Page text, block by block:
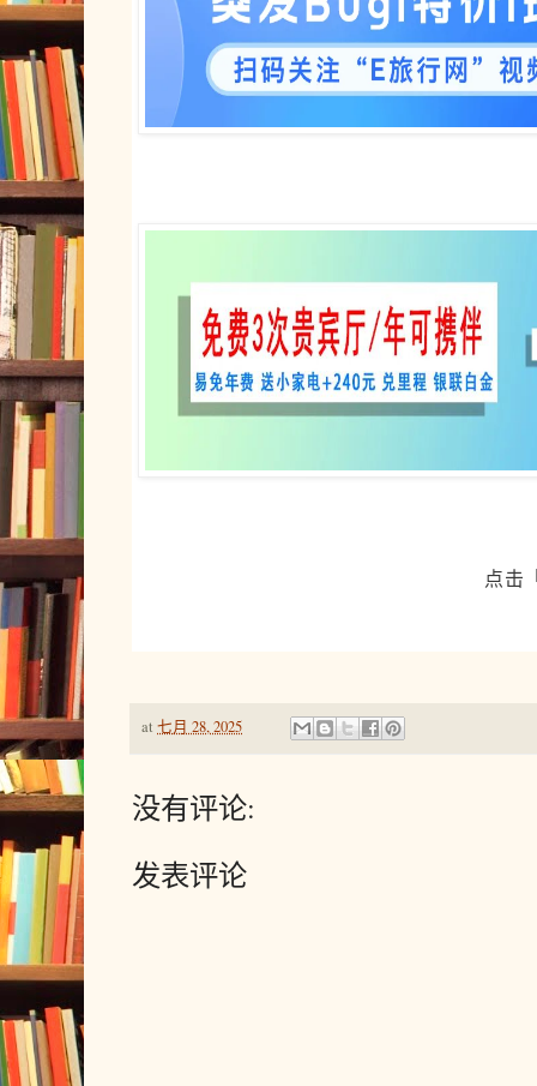
点击
at 七月 28, 2025
没有评论:
发表评论